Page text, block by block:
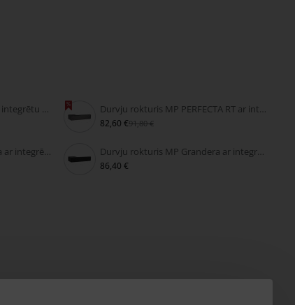
Velkamais durvju rokturis ar integrētu slēdzeni FIMET SECRET Durvju rokturis MP PERFECTA RT ar integrētu slēdzeni
82,60 €91,80 €
Durvju rokturis MP Impressa ar integrētu slēdzeni Durvju rokturis MP Grandera ar integrētu slēdzeni
86,40 €